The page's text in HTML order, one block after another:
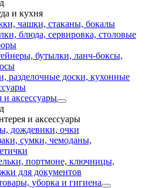
и кухня
чашки, стаканы, бокалы
блюда, сервировка, столовые
бутылки, ланч-боксы,
разделочные доски, кухонные
и аксессуары
и аксессуары
дождевики, очки
сумки, чемоданы,
портмоне, ключницы,
для документов
уборка и гигиена